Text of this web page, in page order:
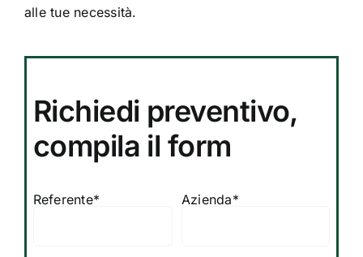
alle tue necessità.
Richiedi preventivo,
compila il form
Referente* Azienda*